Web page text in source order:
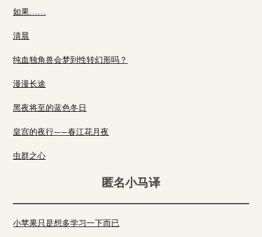
如果……
清晨
纯血独角兽会梦到性转幻形吗？
漫漫长途
黑夜将至的蓝色冬日
皇宫的夜行——春江花月夜
虫群之心
匿名小马译
小苹果只是想多学习一下而已